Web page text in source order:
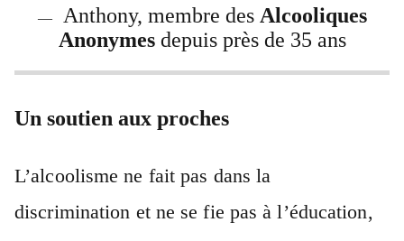
—Anthony, membre des Alcooliques
Anonymesdepuis près de 35 ans
Un soutien aux proches
L’alcoolisme ne fait pas dans la
discrimination et ne se fie pas à l’éducation,